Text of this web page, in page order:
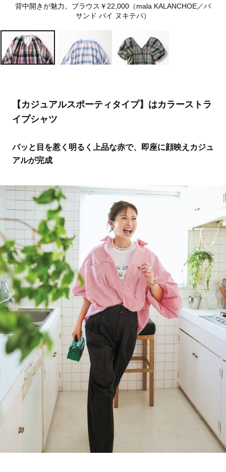
背中開きが魅力。ブラウス￥22,000（mala KALANCHOE／パ
サンド バイ ヌキテパ）
【カジュアルスポーティタイプ】はカラーストラ
イプシャツ
パッと目を惹く明るく上品な赤で、即座に顔映えカジュ
アルが完成